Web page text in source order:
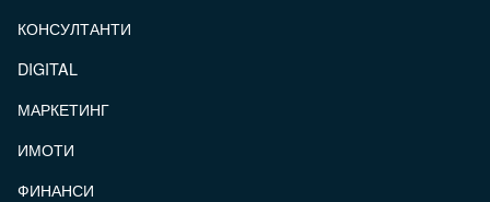
КОНСУЛТАНТИ
DIGITAL
МАРКЕТИНГ
ИМОТИ
ФИНАНСИ